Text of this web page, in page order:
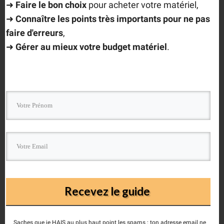
Scorpion zacuto Zfinder
SHARE
Christophe MILET
➜ Faire le bon choix pour acheter votre matériel,
➜ Connaître les points très importants pour ne pas
faire d'erreurs,
➜ Gérer au mieux votre budget matériel.
Recevez le guide
Saches que je HAIS au plus haut point les spams : ton adresse email ne